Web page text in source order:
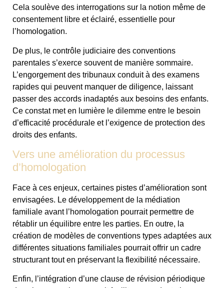
Cela soulève des interrogations sur la notion même de
consentement libre et éclairé, essentielle pour
l’homologation.
De plus, le contrôle judiciaire des conventions
parentales s’exerce souvent de manière sommaire.
L’engorgement des tribunaux conduit à des examens
rapides qui peuvent manquer de diligence, laissant
passer des accords inadaptés aux besoins des enfants.
Ce constat met en lumière le dilemme entre le besoin
d’efficacité procédurale et l’exigence de protection des
droits des enfants.
Vers une amélioration du processus
d’homologation
Face à ces enjeux, certaines pistes d’amélioration sont
envisagées. Le développement de la médiation
familiale avant l’homologation pourrait permettre de
rétablir un équilibre entre les parties. En outre, la
création de modèles de conventions types adaptées aux
différentes situations familiales pourrait offrir un cadre
structurant tout en préservant la flexibilité nécessaire.
Enfin, l’intégration d’une clause de révision périodique